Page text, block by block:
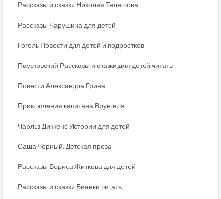
Рассказы и сказки Николая Телешова
Рассказы Чарушина для детей
Гоголь Повести для детей и подростков
Паустовский Рассказы и сказки для детей читать
Повести Александра Грина
Приключения капитана Врунгеля
Чарльз Диккенс Истории для детей
Саша Черный. Детская проза
Рассказы Бориса Житкова для детей
Рассказы и сказки Бианки читать